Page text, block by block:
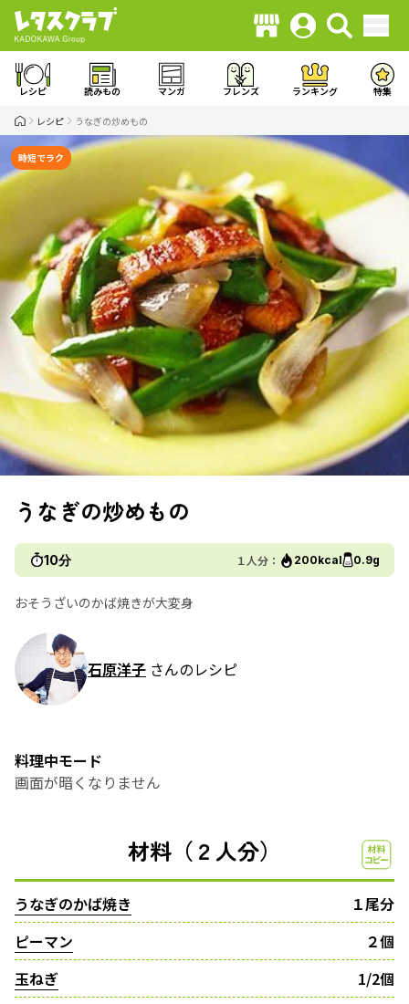
レシピ 読みもの マンガ フレンズ ランキング 特集
レシピ うなぎの炒めもの
時短でラク
うなぎの炒めもの
10分 １人分： 200kcal 0.9g
おそうざいのかば焼きが大変身
石原洋子 さんのレシピ
料理中モード
画面が暗くなりません
材料（２人分）
うなぎのかば焼き
１尾分
ピーマン
２個
玉ねぎ
1/2個